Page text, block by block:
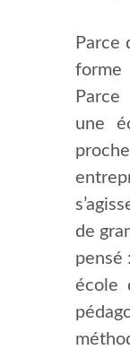
Parce
forme
une
de
pensé :
école